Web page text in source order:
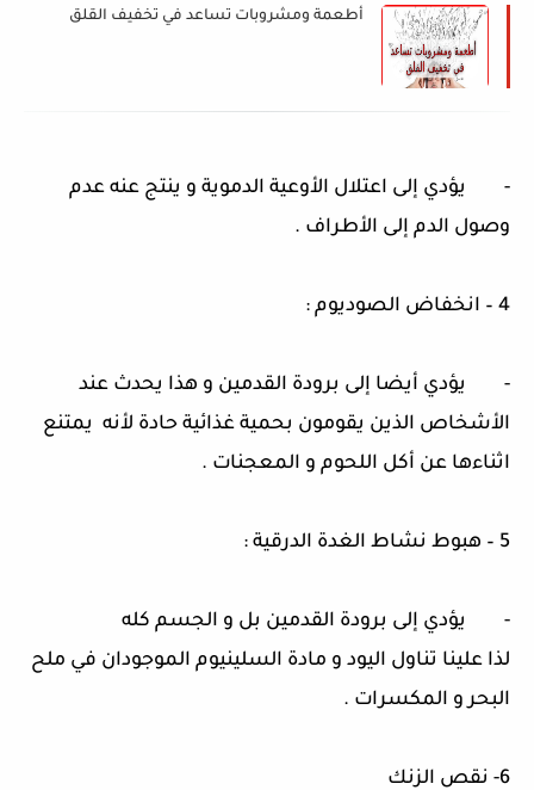
أطعمة ومشروبات تساعد في تخفيف القلق
- يؤدي إلى اعتلال الأوعية الدموية و ينتج عنه عدم
وصول الدم إلى الأطراف .
4 – انخفاض الصوديوم :
- يؤدي أيضا إلى برودة القدمين و هذا يحدث عند
الأشخاص الذين يقومون بحمية غذائية حادة لأنه يمتنع
اثناءها عن أكل اللحوم و المعجنات .
5 – هبوط نشاط الغدة الدرقية :
- يؤدي إلى برودة القدمين بل و الجسم كله
لذا علينا تناول اليود و مادة السلينيوم الموجودان في ملح
البحر و المكسرات .
6- نقص الزنك